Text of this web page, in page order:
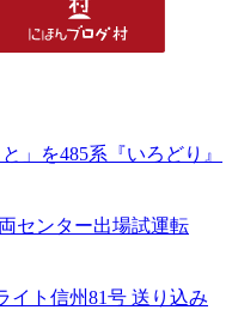
」を485系『いろどり』
センター出場試運転
イト信州81号 送り込み